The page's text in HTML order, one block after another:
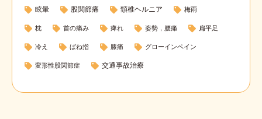
眩暈 股関節痛 頸椎ヘルニア 梅雨
枕 首の痛み 痺れ 姿勢，腰痛 扁平足
冷え ばね指 膝痛 グローインペイン
変形性股関節症 交通事故治療